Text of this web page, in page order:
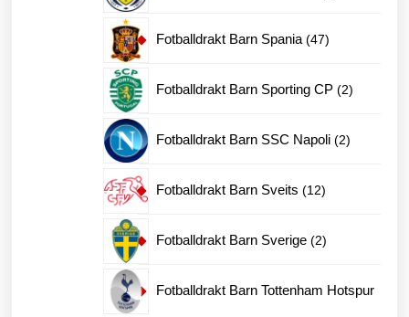
Fotballdrakt Barn Spania 4747
Fotballdrakt Barn Sporting CP 22
Fotballdrakt Barn SSC Napoli 22
Fotballdrakt Barn Sveits 1212
Fotballdrakt Barn Sverige 22
Fotballdrakt Barn Tottenham Hotspur